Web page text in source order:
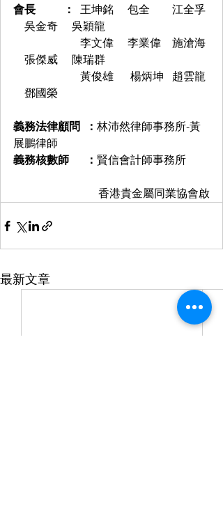
會長          ： 王坤銘     包全        江全孚
    吳金奇     吳穎龍
    張傑威     陳瑞群
    鄧國榮
義務法律顧問  ： 林沛然律師事務所-黃
展鵬律師
義務核數師      ： 賢信會計師事務所
香港貴金屬同業協會啟
最新文章